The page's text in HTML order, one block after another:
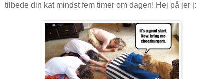
tilbede din kat mindst fem timer om dagen! Hej på jer [: